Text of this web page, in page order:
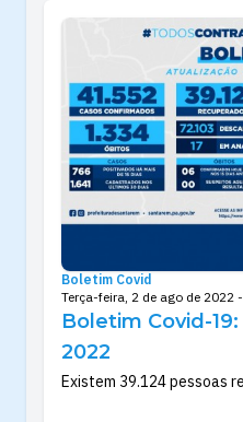
Boletim Covid
Terça-feira, 2 de ago de 2022
Boletim Covid-
2022
Existem 39.124 pessoas